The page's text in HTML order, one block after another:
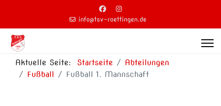
info@tsv-roettingen.de
Aktuelle Seite: Startseite
Abteilungen
Fußball
Fußball 1. Mannschaft